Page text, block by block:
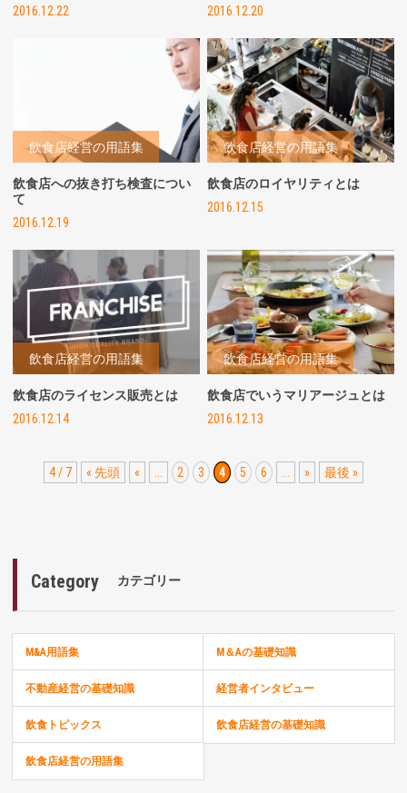
2016.12.22
2016.12.20
飲食店経営の用語集
飲食店への抜き打ち検査につい
て
2016.12.19
飲食店経営の用語集
飲食店のロイヤリティとは
2016.12.15
飲食店経営の用語集
飲食店のライセンス販売とは
2016.12.14
飲食店経営の用語集
飲食店でいうマリアージュとは
2016.12.13
4 / 7 « 先頭 « 2 3 4 5 6 » 最後 »
Category カテゴリー
M&A用語集 M＆Aの基礎知識
不動産経営の基礎知識 経営者インタビュー
飲食トピックス 飲食店経営の基礎知識
飲食店経営の用語集